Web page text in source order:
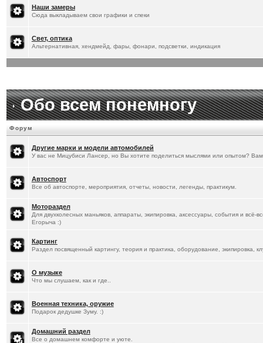
[20.1.2026]Titus:
Наши замеры
Сюда выкладываем свои графики и спеки
Свет, оптика
Альтернативная, хендмейд, фары, фонари, подсветки, индикация
Обо всем понемногу
Форум
Другие марки и модели автомобилей
У вас не Мицубиси Лансер, но Вы хотите поделиться мыслями или опытом?
Автоспорт
Все об автоспорте, мероприятия, отчеты, новости, легенды, практикум.
Мотораздел
Для двухколесных маньяков, аппараты, экипировка, аксессуары, события и всё-
Егорыча :)
Картинг
Раздел посвященный картингу, теория и практика, оборудование, экипировка,
О музыке
Что мы слушаем, как и где..
Военная техника, оружие
Подарок дедушке Зуму. :)
Домашний раздел
Все о домашнем комфорте и уюте.